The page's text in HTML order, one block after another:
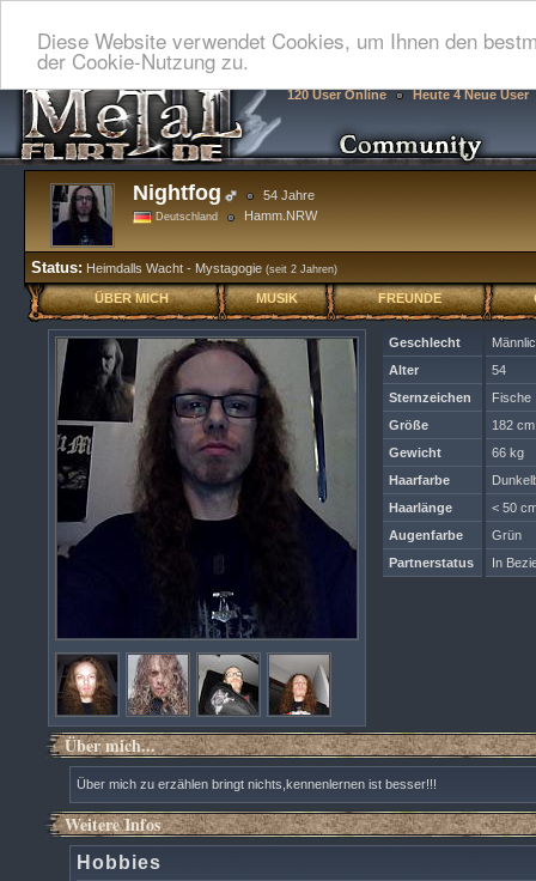
Diese Website verwendet Cookies, um Ihnen den
der Cookie-Nutzung zu.
120 User Online Heute 4 Neue User
Nightfog 54 Jahre
Deutschland Hamm.NRW
Status: Heimdalls Wacht - Mystagogie (seit 2 Jahren)
ÜBER MICH MUSIK FREUNDE
Geschlecht
Alter
54
Sternzeichen
Fische
Größe
182 cm
Gewicht
66 kg
Haarfarbe
Haarlänge
< 50
Augenfarbe
Grün
Partnerstatus
In
Über mich...
Über mich zu erzählen bringt nichts,kennenlernen ist besser!!!
Weitere Infos
Hobbies